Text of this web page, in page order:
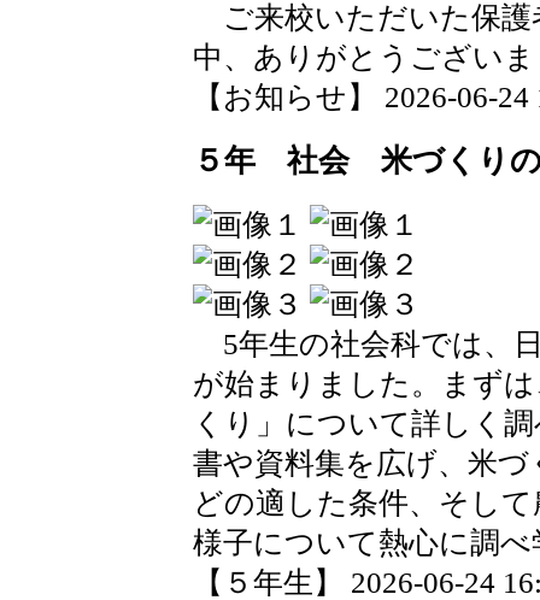
ご来校いただいた保護
中、ありがとうござい
【お知らせ】 2026-06-24
５年 社会 米づくりの
5年生の社会科では、
が始まりました。まず
くり」について詳しく
書や資料集を広げ、米
どの適した条件、そし
様子について熱心に調
【５年生】 2026-06-24